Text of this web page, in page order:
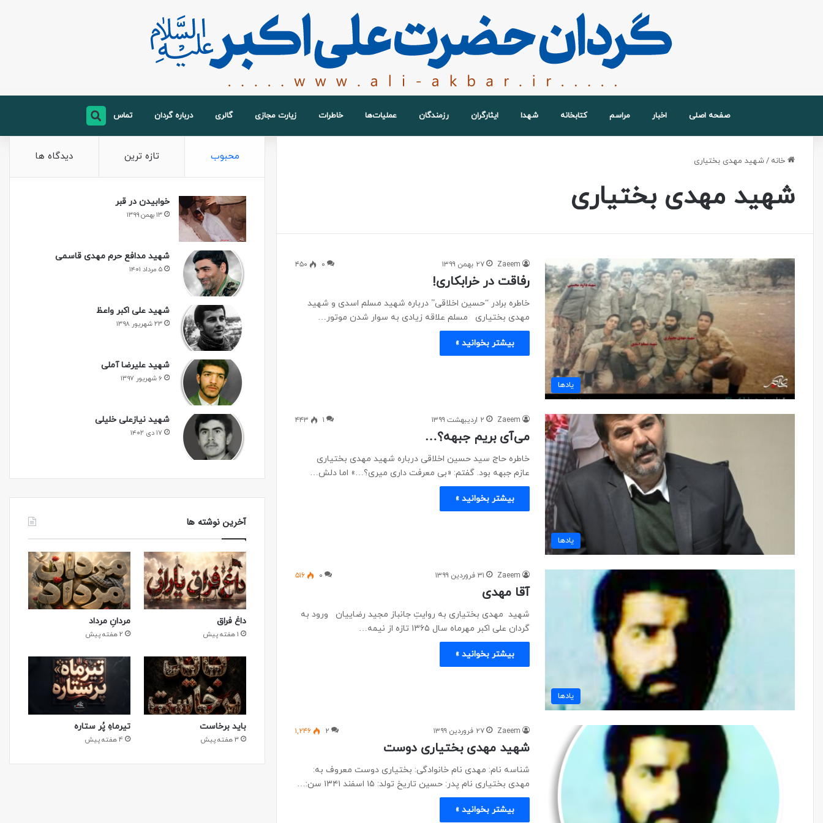
صفحه اصلی اخبار مراسم کتابخانه شهدا ایثارگران رزمندگان عملیات‌ها خاطرات زیارت مجازی گالری درباره گردان تماس
خانه /شهید مهدی بختیاری
شهید مهدی بختیاری
یادها
Zaeem ۲۷ بهمن ۱۳۹۹ ۰ ۴۵۰
رفاقت در خرابکاری!
خاطره برادر “حسین اخلاقی” درباره شهید مسلم اسدی و شهید
مهدی بختیاری مسلم علاقه زیادی به سوار شدن موتور…
بیشتر بخوانید »
یادها
Zaeem ۲ اردیبهشت ۱۳۹۹ ۱ ۴۴۳
می‌آی بریم جبهه؟…
خاطره حاج سید حسین اخلاقی درباره شهید مهدی بختیاری
عازم جبهه بود. گفتم: «بی معرفت داری میری؟…» اما دلش…
بیشتر بخوانید »
یادها
Zaeem ۳۱ فروردین ۱۳۹۹ ۰ ۵۱۶
آقا مهدی
شهید مهدی بختیاری به روایتِ جانباز مجید رضاییان ورود به
گردان علی اکبر مهرماه سال ۱۳۶۵ تازه از نیمه…
بیشتر بخوانید »
Zaeem ۲۷ فروردین ۱۳۹۹ ۲ ۱,۲۴۶
شهید مهدی بختیاری دوست
شناسه نام: مهدی نام خانوادگی: بختیاری دوست معروف به:
مهدی بختیاری نام پدر: حسین تاریخ تولد: ۱۵ اسفند ۱۳۴۱ سن:…
بیشتر بخوانید »
محبوب تازه ترین دیدگاه ها
خوابیدن در قبر
۱۳ بهمن ۱۳۹۹
شهید مدافع حرم مهدی قاسمی
۵ مرداد ۱۴۰۱
شهید علی اکبر واعظ
۲۳ شهریور ۱۳۹۸
شهید علیرضا آملی
۶ شهریور ۱۳۹۷
شهید نیازعلی خلیلی
۱۷ دی ۱۴۰۲
آخرین نوشته ها
داغ فراق
1 هفته پیش
مردانِ مرداد
2 هفته پیش
باید برخاست
3 هفته پیش
تیرماهِ پُر ستاره
4 هفته پیش